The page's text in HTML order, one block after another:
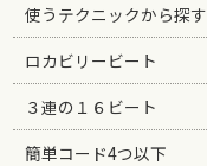
使うテクニックから探す
ロカビリービート
３連の１６ビート
簡単コード4つ以下